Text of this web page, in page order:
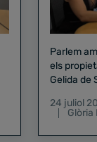
Parlem
els
Gelida de
24 juliol
Glòria